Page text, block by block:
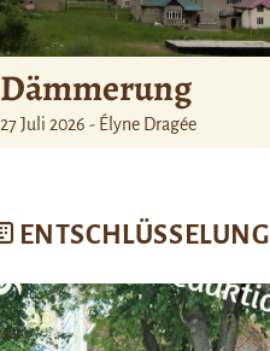
Dämmerung
27 Juli 2026 - Élyne Dragée
ENTSCHLÜSSELUNG